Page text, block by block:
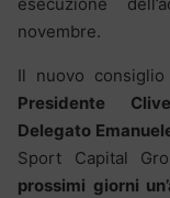
esecuzione
novembre.
Il nuovo
Presidente
Delegato
Sport Capital
prossimi giorni